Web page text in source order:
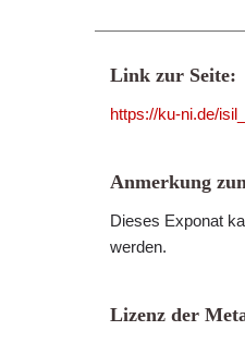
Link zur Seite:
https://ku-ni.de/
Anmerkung
Dieses Exponat
werden.
Lizenz der